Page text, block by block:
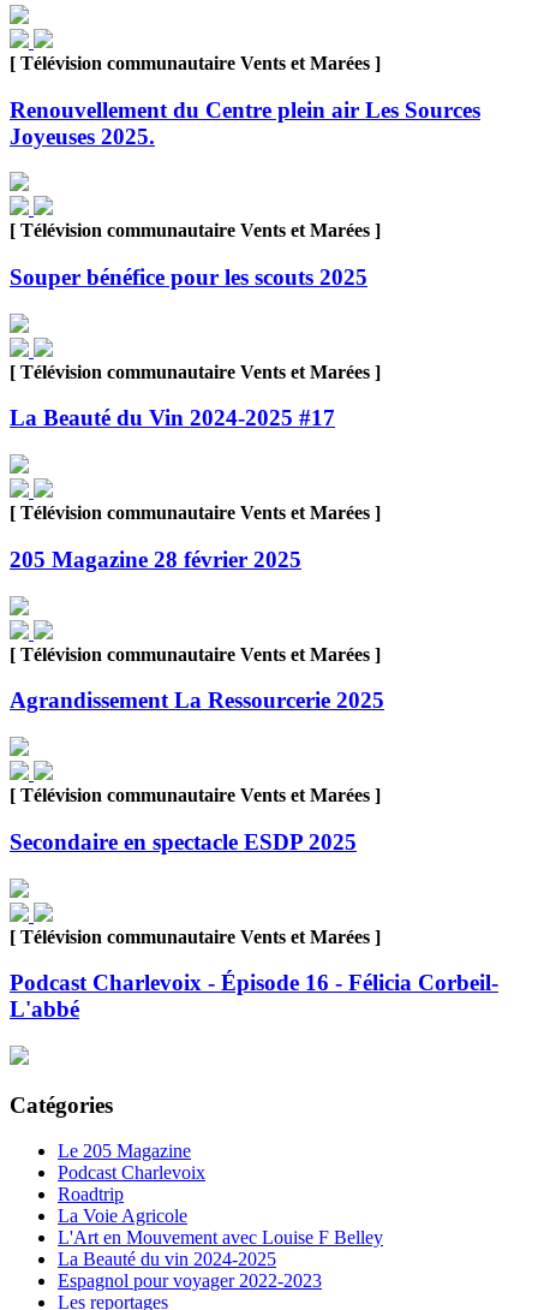
[ Télévision communautaire Vents et Marées ]
Renouvellement du Centre plein air Les Sources
Joyeuses 2025.
[ Télévision communautaire Vents et Marées ]
Souper bénéfice pour les scouts 2025
[ Télévision communautaire Vents et Marées ]
La Beauté du Vin 2024-2025 #17
[ Télévision communautaire Vents et Marées ]
205 Magazine 28 février 2025
[ Télévision communautaire Vents et Marées ]
Agrandissement La Ressourcerie 2025
[ Télévision communautaire Vents et Marées ]
Secondaire en spectacle ESDP 2025
[ Télévision communautaire Vents et Marées ]
Podcast Charlevoix - Épisode 16 - Félicia Corbeil-
L'abbé
Catégories
Le 205 Magazine
Podcast Charlevoix
Roadtrip
La Voie Agricole
L'Art en Mouvement avec Louise F Belley
La Beauté du vin 2024-2025
Espagnol pour voyager 2022-2023
Les reportages